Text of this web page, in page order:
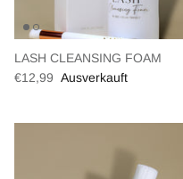
LASH CLEANSING FOAM
€12,99 Ausverkauft